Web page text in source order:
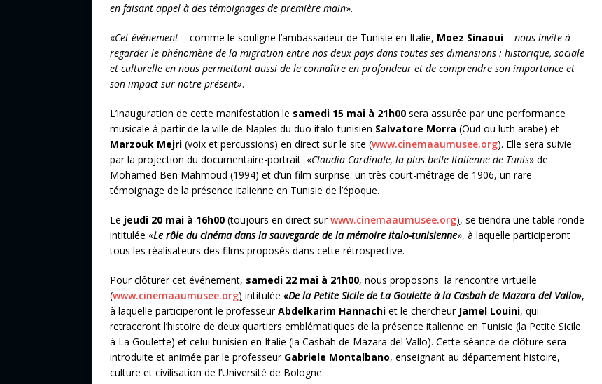
en faisant appel à des témoignages de première main».
«Cet événement – comme le souligne l’ambassadeur de Tunisie en Italie, Moez Sinaoui – nous invite à
regarder le phénomène de la migration entre nos deux pays dans toutes ses dimensions : historique, sociale
et culturelle en nous permettant aussi de le connaître en profondeur et de comprendre son importance et
son impact sur notre présent».
L’inauguration de cette manifestation le samedi 15 mai à 21h00 sera assurée par une performance
musicale à partir de la ville de Naples du duo italo-tunisien Salvatore Morra (Oud ou luth arabe) et
Marzouk Mejri (voix et percussions) en direct sur le site (www.cinemaaumusee.org). Elle sera suivie
par la projection du documentaire-portrait «Claudia Cardinale, la plus belle Italienne de Tunis» de
Mohamed Ben Mahmoud (1994) et d’un film surprise: un très court-métrage de 1906, un rare
témoignage de la présence italienne en Tunisie de l’époque.
Le jeudi 20 mai à 16h00 (toujours en direct surwww.cinemaaumusee.org), se tiendra une table ronde
intitulée «Le rôle du cinéma dans la sauvegarde de la mémoire italo-tunisienne», à laquelle participeront
tous les réalisateurs des films proposés dans cette rétrospective.
Pour clôturer cet événement, samedi 22 mai à 21h00, nous proposons la rencontre virtuelle
(www.cinemaaumusee.org) intitulée «De la Petite Sicile de La Goulette à la Casbah de Mazara del Vallo»,
à laquelle participeront le professeurAbdelkarim Hannachi et le chercheur Jamel Louini, qui
retraceront l’histoire de deux quartiers emblématiques de la présence italienne en Tunisie (la Petite Sicile
à La Goulette) et celui tunisien en Italie (la Casbah de Mazara del Vallo). Cette séance de clôture sera
introduite et animée par le professeur Gabriele Montalbano, enseignant au département histoire,
culture et civilisation de l’Université de Bologne.